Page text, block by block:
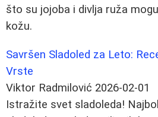
što su jojoba i divlja ruža
kožu.
Savršen Sladoled za Leto:
Vrste
Viktor Radmilović 2026-02-01
Istražite svet sladoleda!